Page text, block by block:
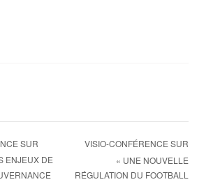
SUR
ENJEUX DE
VISIO-CONFÉRENCE SUR
« UNE NOUVELLE
RÉGULATION DU FOOTBALL